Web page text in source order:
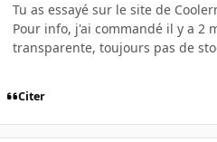
Tu as essayé sur le site de
Pour info, j'ai commandé il y a 2
transparente, toujours pas de
Citer